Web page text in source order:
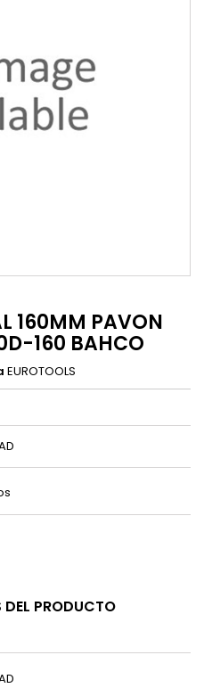
160MM PAVON
160 BAHCO
EUROTOOLS
DEL PRODUCTO